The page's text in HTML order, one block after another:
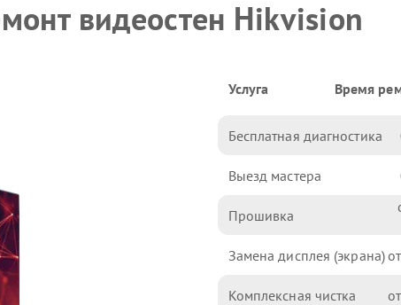
видеостен Hikvision
Услуга Время
Бесплатная диагностика
Выезд мастера
Прошивка
Замена дисплея (экрана)
Комплексная чистка